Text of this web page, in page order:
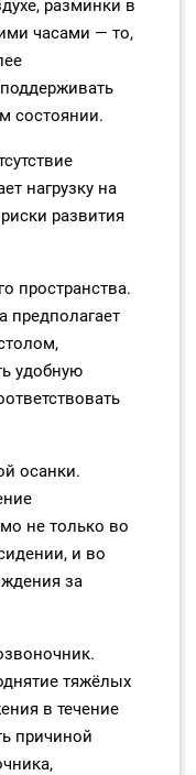
разминки в
часами — то,
состоянии.
нагрузку на
развития
пространства.
предполагает
удобную
осанки.
не только во
и во
за
тяжёлых
в течение
причиной